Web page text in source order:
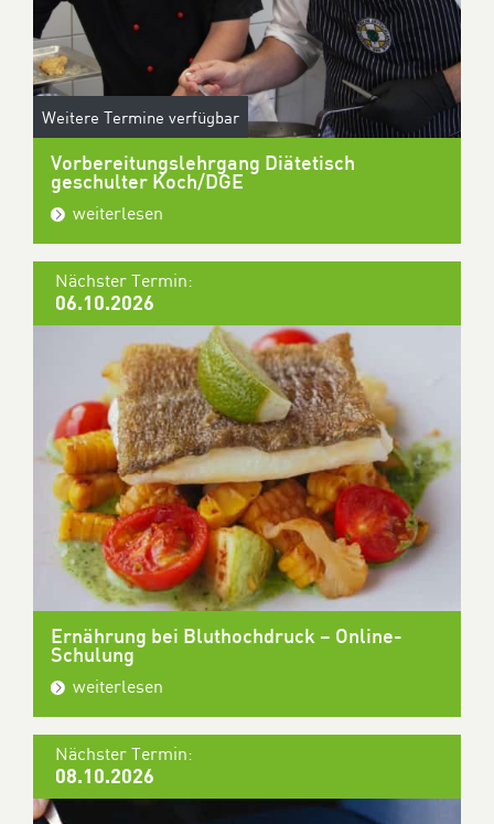
Weitere Termine verfügbar
Vorbereitungslehrgang Diätetisch
geschulter Koch/DGE
weiterlesen
Nächster Termin:
06.10.2026
Ernährung bei Bluthochdruck – Online-
Schulung
weiterlesen
Nächster Termin:
08.10.2026